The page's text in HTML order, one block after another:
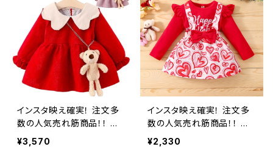
インスタ映え確実！ 注文多
数の人気売れ筋商品！！ 新
作 0 1 2歳 幼児&キッズドレ
ス ラペル長袖クリスマスベ
¥3,570
インスタ映え確実！ 注文多
数の人気売れ筋商品！！ 新
作 1〜4歳の女の赤ちゃん 3
種の服セット 幼児用長袖レ
¥2,330